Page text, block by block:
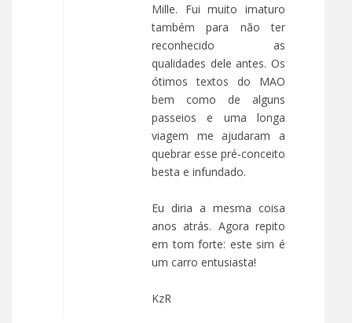
Mille. Fui muito imaturo
também para não ter
reconhecido as
qualidades dele antes. Os
ótimos textos do MAO
bem como de alguns
passeios e uma longa
viagem me ajudaram a
quebrar esse pré-conceito
besta e infundado.
Eu diria a mesma coisa
anos atrás. Agora repito
em tom forte: este sim é
um carro entusiasta!
KzR